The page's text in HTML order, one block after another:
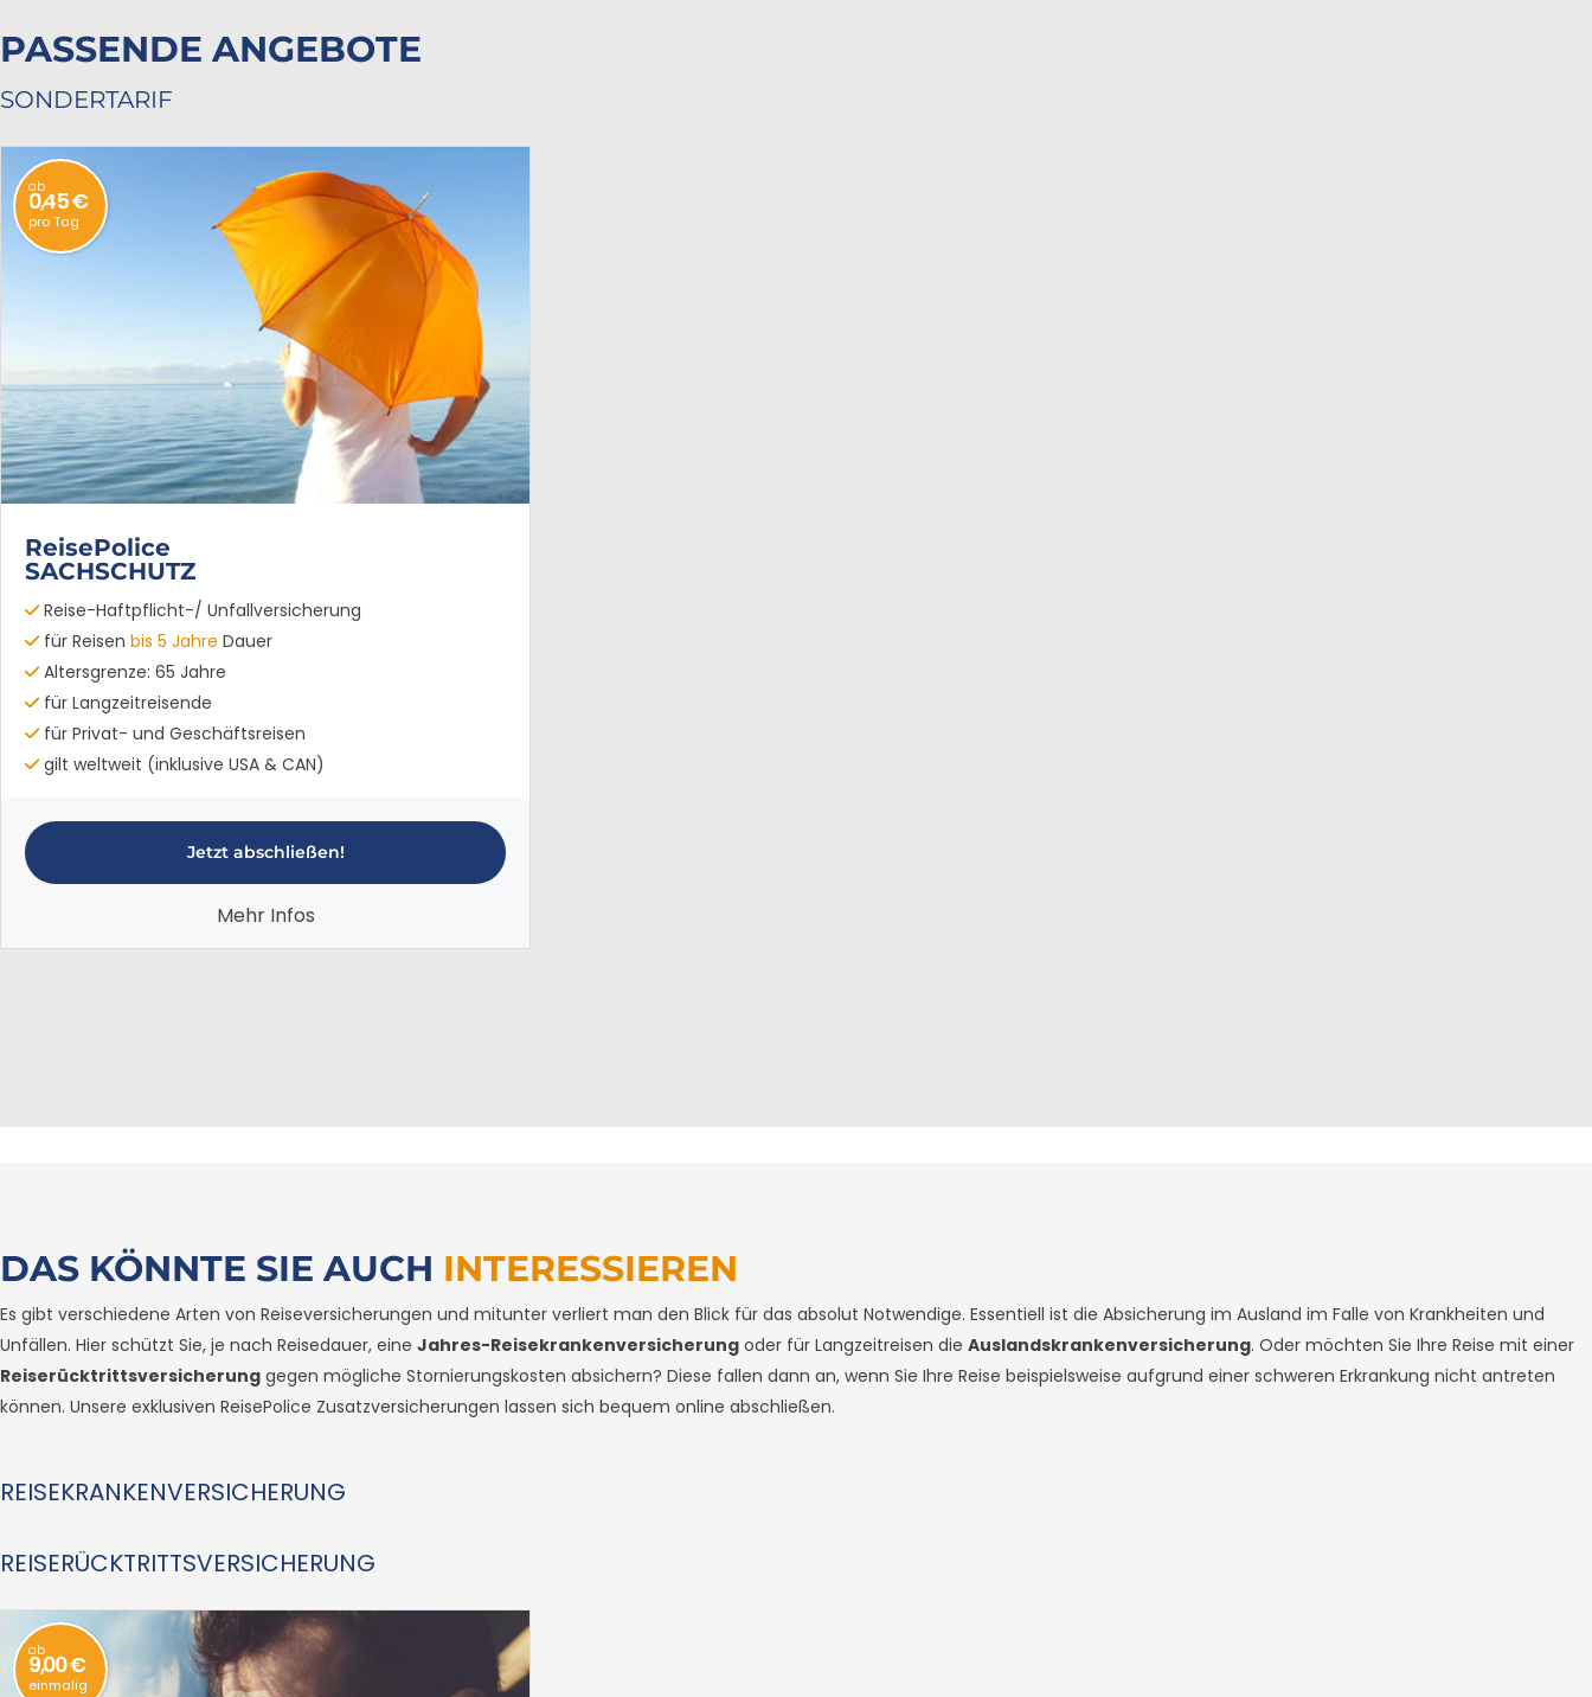
PASSENDE ANGEBOTE
SONDERTARIF
ab
0,45 €
pro Tag
ReisePolice
SACHSCHUTZ
Reise-Haftpflicht-/ Unfallversicherung
für Reisen bis 5 Jahre Dauer
Altersgrenze: 65 Jahre
für Langzeitreisende
für Privat- und Geschäftsreisen
gilt weltweit (inklusive USA & CAN)
Jetzt abschließen!
Mehr Infos
DAS KÖNNTE SIE AUCH INTERESSIEREN
Es gibt verschiedene Arten von Reiseversicherungen und mitunter verliert man den Blick für das absolut Notwendige. Essentiell ist die Absicherung im Ausland im Falle von Krankheiten und
Unfällen. Hier schützt Sie, je nach Reisedauer, eine Jahres-Reisekrankenversicherung oder für Langzeitreisen die Auslandskrankenversicherung. Oder möchten Sie Ihre Reise mit einer
Reiserücktrittsversicherung gegen mögliche Stornierungskosten absichern? Diese fallen dann an, wenn Sie Ihre Reise beispielsweise aufgrund einer schweren Erkrankung nicht antreten
können. Unsere exklusiven ReisePolice Zusatzversicherungen lassen sich bequem online abschließen.
REISEKRANKENVERSICHERUNG
REISERÜCKTRITTSVERSICHERUNG
ab
9,00 €
einmalig